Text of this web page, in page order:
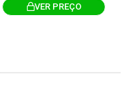
VER PREÇO